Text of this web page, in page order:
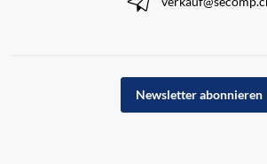
Newsletter abonnieren